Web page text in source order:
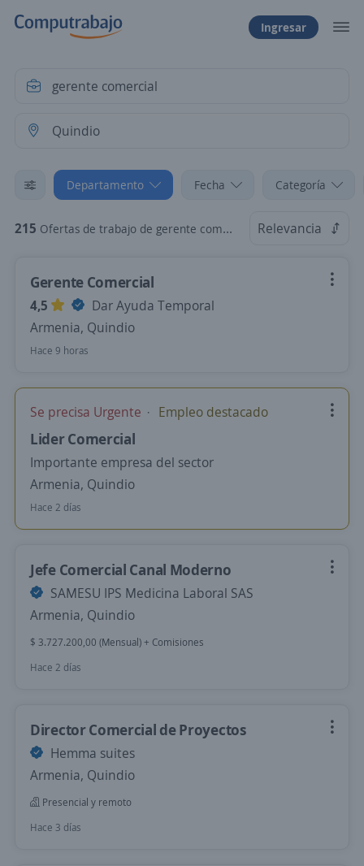
Ingresar
Departamento Fecha Categoría
215 Ofertas de trabajo de gerente comercial en Quindio Relevancia
Gerente Comercial
4,5
Dar Ayuda Temporal
Armenia, Quindio
Hace 9 horas
Se precisa Urgente Empleo destacado
Lider Comercial
Importante empresa del sector
Armenia, Quindio
Hace 2 días
Jefe Comercial Canal Moderno
SAMESU IPS Medicina Laboral SAS
Armenia, Quindio
$ 3.727.200,00 (Mensual) + Comisiones
Hace 2 días
Director Comercial de Proyectos
Hemma suites
Armenia, Quindio
Presencial y remoto
Hace 3 días